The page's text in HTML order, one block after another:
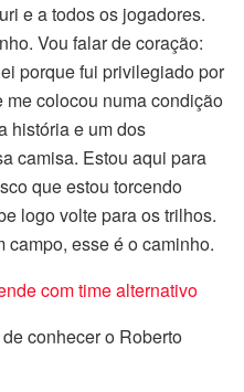
e a todos os jogadores.
Vou falar de coração:
porque fui privilegiado por
colocou numa condição
história e um dos
camisa. Estou aqui para
que estou torcendo
logo volte para os trilhos.
campo, esse é o caminho.
com time alternativo
conhecer o Roberto